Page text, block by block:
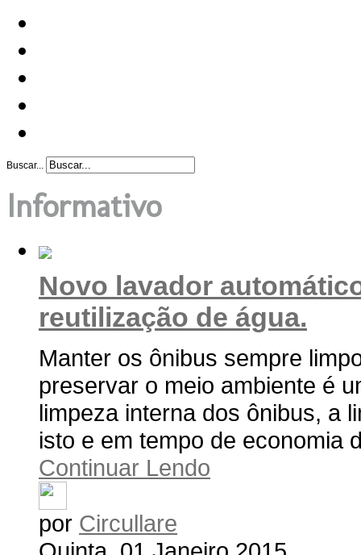
Buscar...
Informativo
Novo lavador
reutilização de água.
Manter os ônibus sempre
preservar o meio ambiente é
limpeza interna dos ônibus, a
isto e em tempo de economia
Continuar Lendo
por Circullare